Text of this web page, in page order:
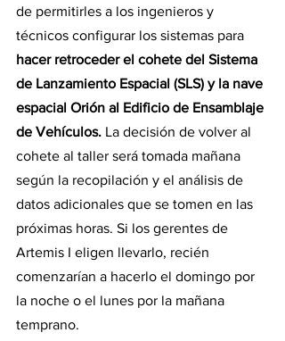
de permitirles a los ingenieros y
técnicos configurar los sistemas para
hacer retroceder el cohete del Sistema
de Lanzamiento Espacial (SLS) y la nave
espacial Orión al Edificio de Ensamblaje
de Vehículos. La decisión de volver al
cohete al taller será tomada mañana
según la recopilación y el análisis de
datos adicionales que se tomen en las
próximas horas. Si los gerentes de
Artemis I eligen llevarlo, recién
comenzarían a hacerlo el domingo por
la noche o el lunes por la mañana
temprano.